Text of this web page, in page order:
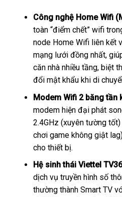
Công nghệ Home Wifi
toàn “điểm chết” wifi
node Home Wifi liên kết
mạng lưới đồng nhất,
căn nhà nhiều tầng, biệt
đổi mật khẩu khi di
Modem Wifi 2 băng tần
modem hiện đại phát
2.4GHz (xuyên tường
chơi game không giật
cho thiết bị.
Hệ sinh thái Viettel
dịch vụ truyền hình số
thường thành Smart TV